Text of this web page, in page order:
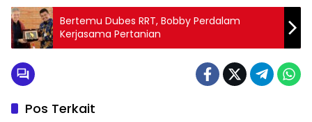
Bertemu Dubes RRT, Bobby Perdalam
Kerjasama Pertanian
Pos Terkait